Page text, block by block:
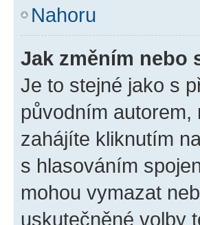
Nahoru
Jak změním nebo
Je to stejné jako s
původním
zahájíte kliknutím
s hlasováním
mohou vymazat
uskutečněné volby